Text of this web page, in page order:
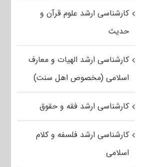
کارشناسی ارشد علوم قرآن و
حدیث
کارشناسی ارشد الهیات و معارف
اسلامی (مخصوص اهل سنت)
کارشناسی ارشد فقه و حقوق
کارشناسی ارشد فلسفه و کلام
اسلامی